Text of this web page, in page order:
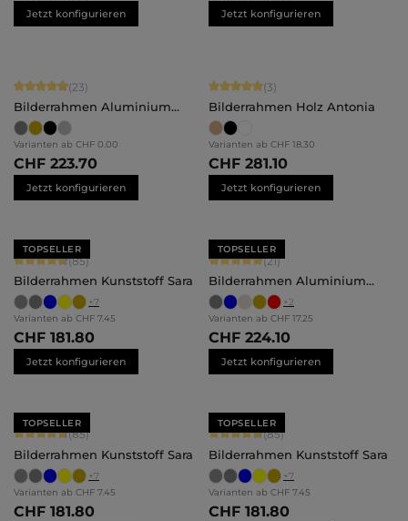
Jetzt konfigurieren Jetzt konfigurieren
Durchschnittliche Bewertung von 4.91 von 5 Sternen
(23)
Bilderrahmen Aluminium
Noah
Varianten ab CHF 0.00
CHF 223.70
Jetzt konfigurieren
Durchschnittliche Bewertung von 5
(3)
Bilderrahmen Holz Antonia
Varianten ab CHF 18.30
CHF 281.10
Jetzt konfigurieren
TOPSELLER
Durchschnittliche Bewertung von 4.71 von 5 Sternen
(85)
Bilderrahmen Kunststoff Sara
+7
Varianten ab CHF 7.45
CHF 181.80
Jetzt konfigurieren
TOPSELLER
Durchschnittliche Bewertung von 5
(21)
Bilderrahmen Aluminium
Mika
+2
Varianten ab CHF 17.25
CHF 224.10
Jetzt konfigurieren
TOPSELLER
Durchschnittliche Bewertung von 4.71 von 5 Sternen
(85)
Bilderrahmen Kunststoff Sara
+7
Varianten ab CHF 7.45
CHF 181.80
TOPSELLER
Durchschnittliche Bewertung von
(85)
Bilderrahmen Kunststoff Sara
+7
Varianten ab CHF 7.45
CHF 181.80